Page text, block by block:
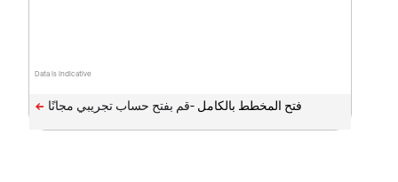
Data is indicative
فتح المخطط بالكامل -